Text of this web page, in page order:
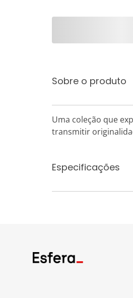
Sobre o produto
Uma coleção que
transmitir
Especificações